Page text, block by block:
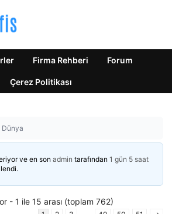
Firma Rehberi Forum
Çerez Politikası
Dünya
ve en son admin tarafından 1 gün 5 saat
- 1 ile 15 arası (toplam 762)